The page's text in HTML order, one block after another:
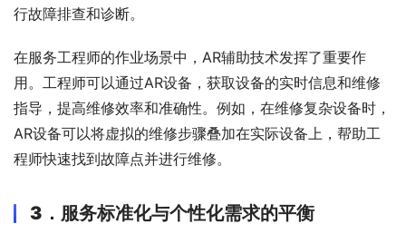
行故障排查和诊断。
在服务工程师的作业场景中，AR辅助技术发挥了重要作
用。工程师可以通过AR设备，获取设备的实时信息和维修
指导，提高维修效率和准确性。例如，在维修复杂设备时，
AR设备可以将虚拟的维修步骤叠加在实际设备上，帮助工
程师快速找到故障点并进行维修。
3． 服务标准化与个性化需求的平衡